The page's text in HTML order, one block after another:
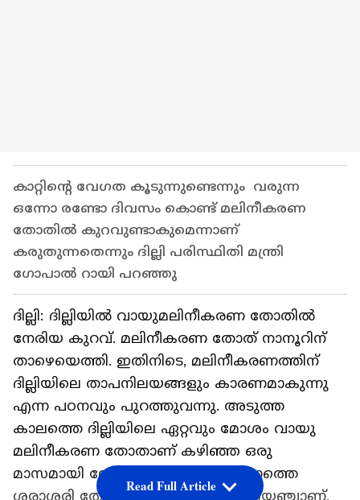
കാറ്റിന്റെ വേഗത കൂടുന്നുണ്ടെന്നും വരുന്ന
ഒന്നോ രണ്ടോ ദിവസം കൊണ്ട് മലിനീകരണ
തോതിൽ കുറവുണ്ടാകുമെന്നാണ്
കരുതുന്നതെന്നും ദില്ലി പരിസ്ഥിതി മന്ത്രി
ഗോപാല്‍ റായി പറഞ്ഞു
ദില്ലി: ദില്ലിയിൽ വായുമലിനീകരണ തോതിൽ
നേരിയ കുറവ്. മലിനീകരണ തോത് നാനൂറിന്
താഴെയെത്തി. ഇതിനിടെ, മലിനീകരണത്തിന്
ദില്ലിയിലെ താപനിലയങ്ങളും കാരണമാകുന്നു
എന്ന പഠനവും പുറത്തുവന്നു. അടുത്ത
കാലത്തെ ദില്ലിയിലെ ഏറ്റവും മോശം വായു
മലിനീകരണ തോതാണ് കഴിഞ്ഞ ഒരു
മാസമായി രേഖപ്പെടുത്തുന്നത്. ഇന്നത്തെ
ശരാശരി തോത് മുന്നൂറ്റി എഴുപത്തിയഞ്ചാണ്,
Read Full Article